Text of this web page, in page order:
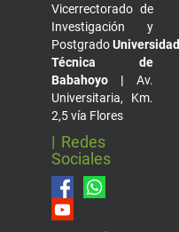
Vicerrectorado de
Investigación y
PostgradoUniversidad
Técnica de
Babahoyo | Av.
Universitaria, Km.
2,5 vía Flores
| Redes
Sociales